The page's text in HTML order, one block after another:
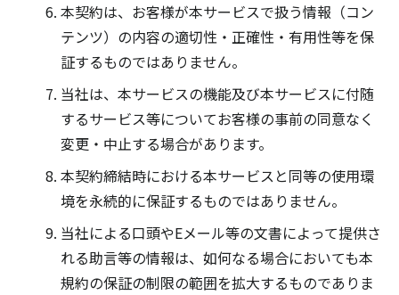
本契約は、お客様が本サービスで扱う情報（コン
テンツ）の内容の適切性・正確性・有用性等を保
証するものではありません。
当社は、本サービスの機能及び本サービスに付随
するサービス等についてお客様の事前の同意なく
変更・中止する場合があります。
本契約締結時における本サービスと同等の使用環
境を永続的に保証するものではありません。
当社による口頭やEメール等の文書によって提供さ
れる助言等の情報は、如何なる場合においても本
規約の保証の制限の範囲を拡大するものでありま